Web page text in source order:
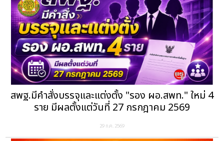
สพฐ.มีคำสั่งบรรจุและแต่งตั้ง "รอง ผอ.สพท." ใหม่ 4
ราย มีผลตั้งแต่วันที่ 27 กรกฎาคม 2569
29 ก.ค. 2569